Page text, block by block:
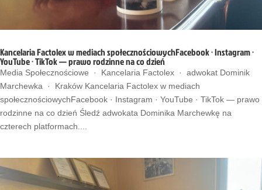
Kancelaria Factolex w mediach społecznościowychFacebook · Instagram ·
YouTube · TikTok — prawo rodzinne na co dzień
Media Społecznościowe · Kancelaria Factolex · adwokat Dominik
Marchewka · Kraków Kancelaria Factolex w mediach
społecznościowychFacebook · Instagram · YouTube · TikTok — prawo
rodzinne na co dzień Śledź adwokata Dominika Marchewkę na
czterech platformach....